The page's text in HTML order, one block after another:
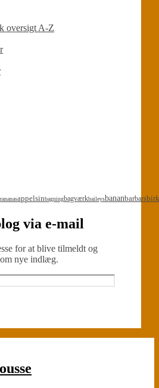
oversigt A-Z
ananasappelsinbagningbagværkbaileysbananbarbars
via e-mail
for at blive tilmeldt og
nye indlæg.